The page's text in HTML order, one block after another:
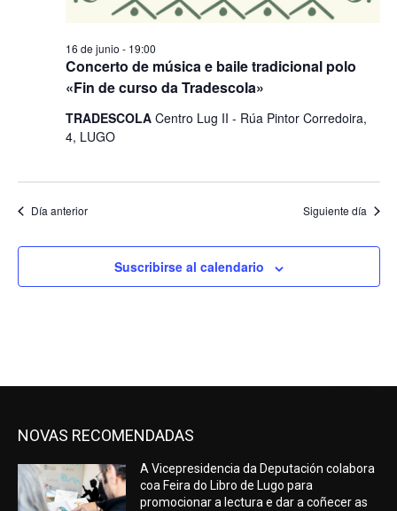
Concerto de música e baile tradicional polo
«Fin de curso da Tradescola»
16 de junio - 19:00
TRADESCOLA Centro Lug II - Rúa Pintor Corredoira,
4, LUGO
Día anterior Siguiente día
Suscribirse al calendario
NOVAS RECOMENDADAS
A Vicepresidencia da Deputación colabora
coa Feira do Libro de Lugo para
promocionar a lectura e dar a coñecer as